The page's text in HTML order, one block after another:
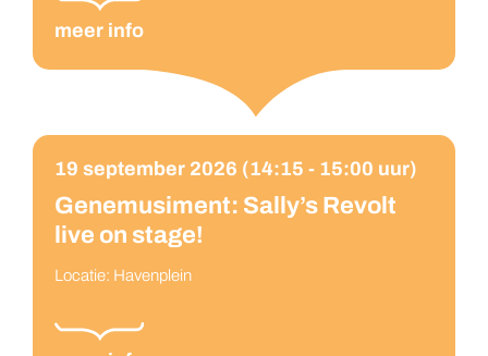
meer info
19 september 2026 (14:15 - 15:00 uur)
Genemusiment: Sally’s Revolt
live on stage!
Locatie: Havenplein